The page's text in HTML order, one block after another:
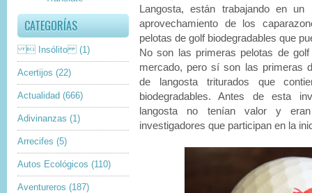
CATEGORÍAS
 Insólito (1)
Acertijos (22)
Actualidad (666)
Adivinanzas (1)
Arrecifes (5)
Autos Ecológicos (110)
Aventureros (187)
Langosta, están trabajando en
aprovechamiento de los
pelotas de golf biodegradables que
No son las primeras pelotas de
mercado, pero sí son las primeras
de langosta triturados que
biodegradables. Antes de esta
langosta no tenían valor y
investigadores que participan en la